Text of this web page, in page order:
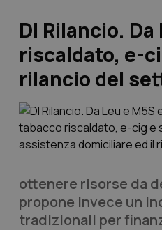
Dl Rilancio.
riscaldato, e-
rilancio del
ottenere risorse da
propone invece un
tradizionali per